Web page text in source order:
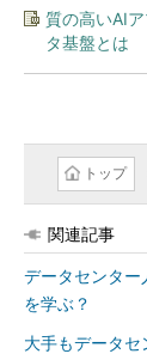
質の高いAI
タ基盤とは
トップ
関連記事
データセンタ
を学ぶ？
大手もデータ